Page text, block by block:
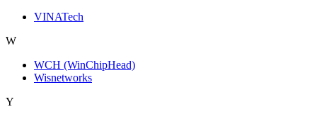
VINATech
W
WCH (WinChipHead)
Wisnetworks
Y